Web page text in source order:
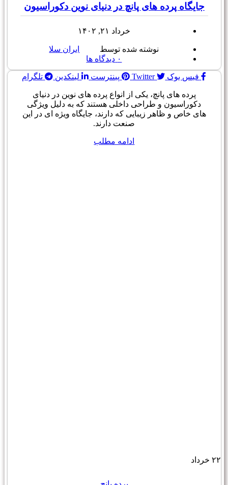
جایگاه پرده های پانچ در دنیای نوین دکوراسیون
خرداد ۲۱, ۱۴۰۲
نوشته شده توسط
ایران سلا
۰ دیدگاه ها
فیس بوک Twitter پینترست لینکدین تلگرام
پرده های پانچ، یکی از انواع پرده های نوین در دنیای
دکوراسیون و طراحی داخلی هستند که به دلیل ویژگی
های خاص و ظاهر زیبایی که دارند، جایگاه ویژه ای در این
صنعت دارند.
ادامه مطلب
۲۲ خرداد